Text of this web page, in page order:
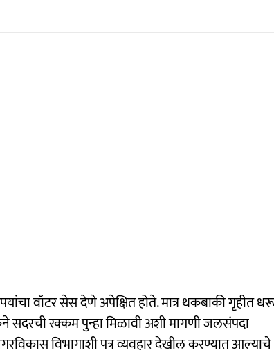
वॉटर सेस देणे अपेक्षित होते. मात्र थकबाकी गृहीत
सदरची रक्कम पुन्हा मिळावी अशी मागणी जलसंपदा
विभागाशी पत्र व्यवहार देखील करण्यात आल्याचे